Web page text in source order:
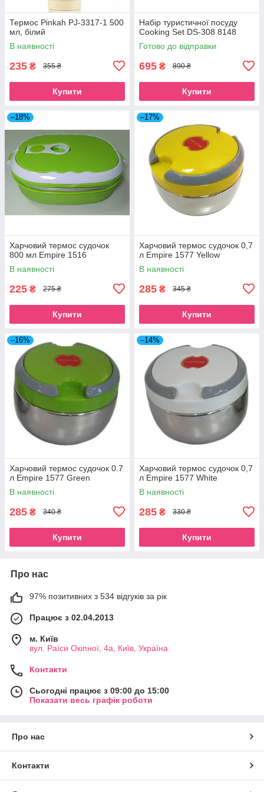
Термос Pinkah PJ-3317-1 500
мл, білий
В наявності
235 ₴ 355 ₴
Купити
Набір туристичної посуду
Cooking Set DS-308 8148
Готово до відправки
695 ₴ 890 ₴
Купити
–18%
Харчовий термос судочок
800 мл Empire 1516
В наявності
225 ₴ 275 ₴
Купити
–17%
Харчовий термос судочок 0,7
л Empire 1577 Yellow
В наявності
285 ₴ 345 ₴
Купити
–16%
Харчовий термос судочок 0.7
л Empire 1577 Green
В наявності
285 ₴ 340 ₴
Купити
–14%
Харчовий термос судочок 0,7
л Empire 1577 White
В наявності
285 ₴ 330 ₴
Купити
Про нас
97% позитивних з 534 відгуків за рік
Працює з 02.04.2013
м. Київ
вул. Раїси Окіпної, 4а, Київ, Україна
Контакти
Сьогодні працює з 09:00 до 15:00
Показати весь графік роботи
Про нас
Контакти